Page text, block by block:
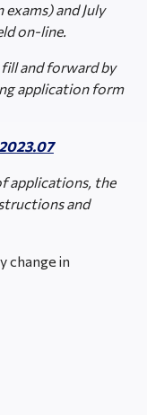
and July
on-line.
and forward by
application form
applications, the
and
change in